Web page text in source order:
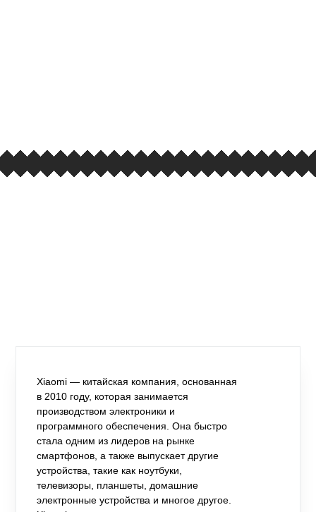
Xiaomi — китайская компания, основанная
в 2010 году, которая занимается
производством электроники и
программного обеспечения. Она быстро
стала одним из лидеров на рынке
смартфонов, а также выпускает другие
устройства, такие как ноутбуки,
телевизоры, планшеты, домашние
электронные устройства и многое другое.